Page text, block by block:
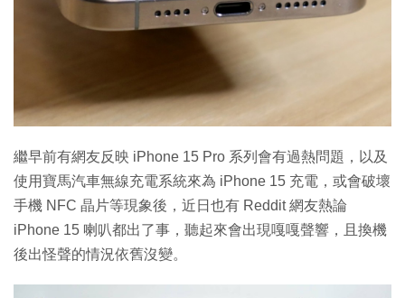
繼早前有網友反映 iPhone 15 Pro 系列會有過熱問題，以及
使用寶馬汽車無線充電系統來為 iPhone 15 充電，或會破壞
手機 NFC 晶片等現象後，近日也有 Reddit 網友熱論
iPhone 15 喇叭都出了事，聽起來會出現嘎嘎聲響，且換機
後出怪聲的情況依舊沒變。